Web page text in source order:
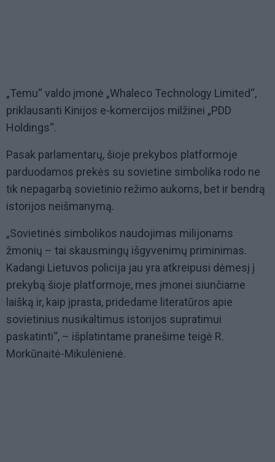
„Temu“ valdo įmonė „Whaleco Technology Limited“,
priklausanti Kinijos e-komercijos milžinei „PDD
Holdings“.
Pasak parlamentarų, šioje prekybos platformoje
parduodamos prekės su sovietine simbolika rodo ne
tik nepagarbą sovietinio režimo aukoms, bet ir bendrą
istorijos neišmanymą.
„Sovietinės simbolikos naudojimas milijonams
žmonių – tai skausmingų išgyvenimų priminimas.
Kadangi Lietuvos policija jau yra atkreipusi dėmesį į
prekybą šioje platformoje, mes įmonei siunčiame
laišką ir, kaip įprasta, pridedame literatūros apie
sovietinius nusikaltimus istorijos supratimui
paskatinti“, – išplatintame pranešime teigė R.
Morkūnaitė-Mikulėnienė.